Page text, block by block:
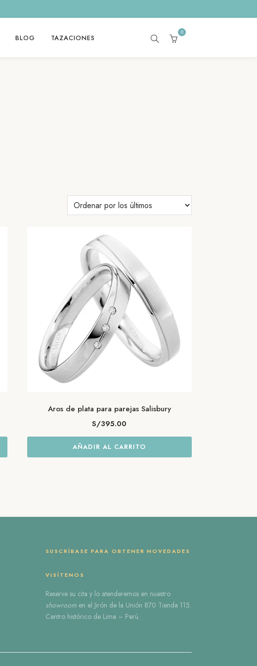
BLOG TAZACIONES
SEARCH
0
Aros de plata para parejas Salisbury
S/395.00
AÑADIR AL CARRITO
SUSCRÍBASE PARA OBTENER NOVEDADES
VISÍTENOS
Reserve su cita y lo atenderemos en nuestro
showroomen el Jirón de la Unión 870 Tienda 115.
Centro histórico de Lima – Perú.